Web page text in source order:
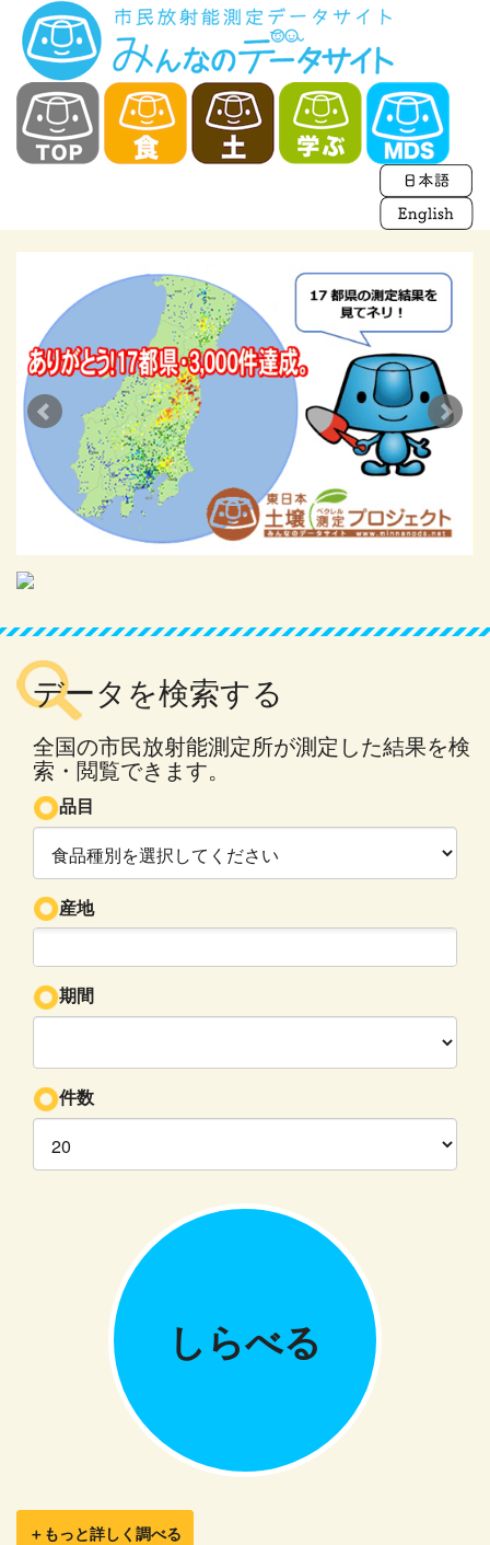
データを検索する
全国の市民放射能測定所が測定した結果を検
索・閲覧できます。
品目
産地
期間
件数
しらべる
＋もっと詳しく調べる